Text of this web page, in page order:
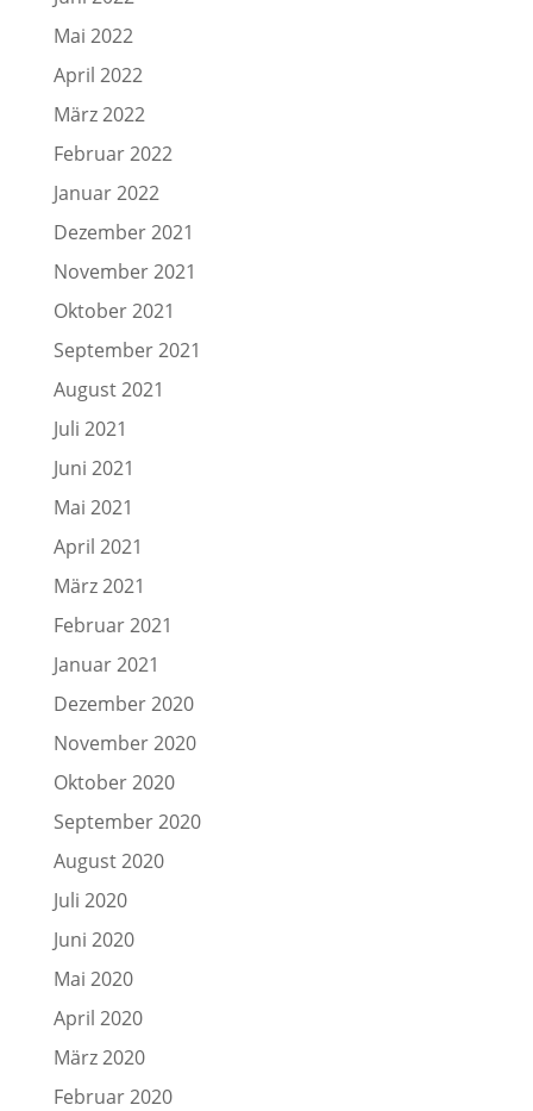
Mai 2022
April 2022
März 2022
Februar 2022
Januar 2022
Dezember 2021
November 2021
Oktober 2021
September 2021
August 2021
Juli 2021
Juni 2021
Mai 2021
April 2021
März 2021
Februar 2021
Januar 2021
Dezember 2020
November 2020
Oktober 2020
September 2020
August 2020
Juli 2020
Juni 2020
Mai 2020
April 2020
März 2020
Februar 2020